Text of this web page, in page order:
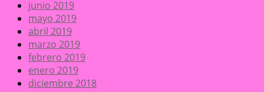
junio 2019
mayo 2019
abril 2019
marzo 2019
febrero 2019
enero 2019
diciembre 2018